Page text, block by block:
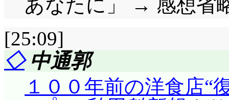
なく, 花のように散ら
但しその頃には, 姉ち
だろうけどな!」そう
ていませんでした。
蝠は別)のように本気
あなたに」 → 感想省
[25:09]
◇中通郭
１００年前の洋食店